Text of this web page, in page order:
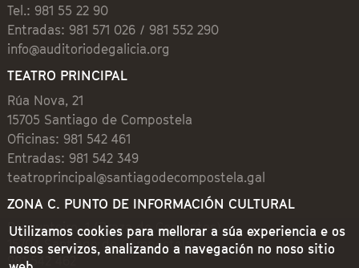
Tel.: 981 55 22 90
Entradas: 981 571 026 / 981 552 290
info@auditoriodegalicia.org
TEATRO PRINCIPAL
Rúa Nova, 21
15705 Santiago de Compostela
Oficinas: 981 542 461
Entradas: 981 542 349
teatroprincipal@santiagodecompostela.gal
ZONA C. PUNTO DE INFORMACIÓN CULTURAL
Preguntoiro, 1 (Praza de Cervantes)
15704 Santiago de Compostela
981 542 462
Utilizamos cookies para mellorar a súa experiencia e os
nosos servizos, analizando a navegación no noso sitio